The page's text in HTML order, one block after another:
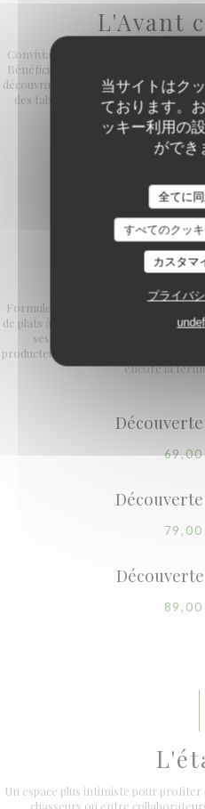
当サイトはク
ております。
ッキー利用の
ができ
全てに
すべてのクッ
カスタマ
プライバ
L'Avant
Convivialité et simplicité sont les
Bénéficiez des mêmes prestations
découvrir notre formule en 5, 6 ou 7
des tabourets hauts à l'assise
petits plats et
FORMULE
Formule unique en 5, 6 ou 7 services,
de plats à la carte mais l'opportunité
ses équipes. Des produits de
producteurs préférés comme Alex
encore la
69,00
79,00
89,00
Un espace plus intimiste pour
chasseurs ou entre